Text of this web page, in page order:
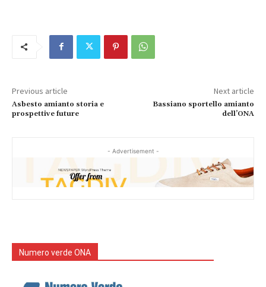
Previous article
Asbesto amianto storia e
prospettive future
Next article
Bassiano sportello amianto
dell’ONA
- Advertisement -
Numero verde ONA